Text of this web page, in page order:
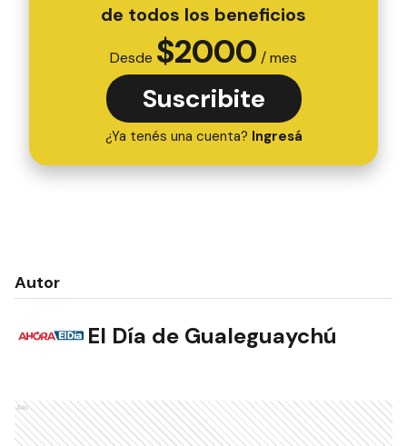
de todos los beneficios
Desde $2000 / mes
Suscribite
¿Ya tenés una cuenta? Ingresá
Autor
El Día de Gualeguaychú
Ads